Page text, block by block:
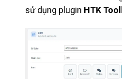
sử dụng plugin HTK